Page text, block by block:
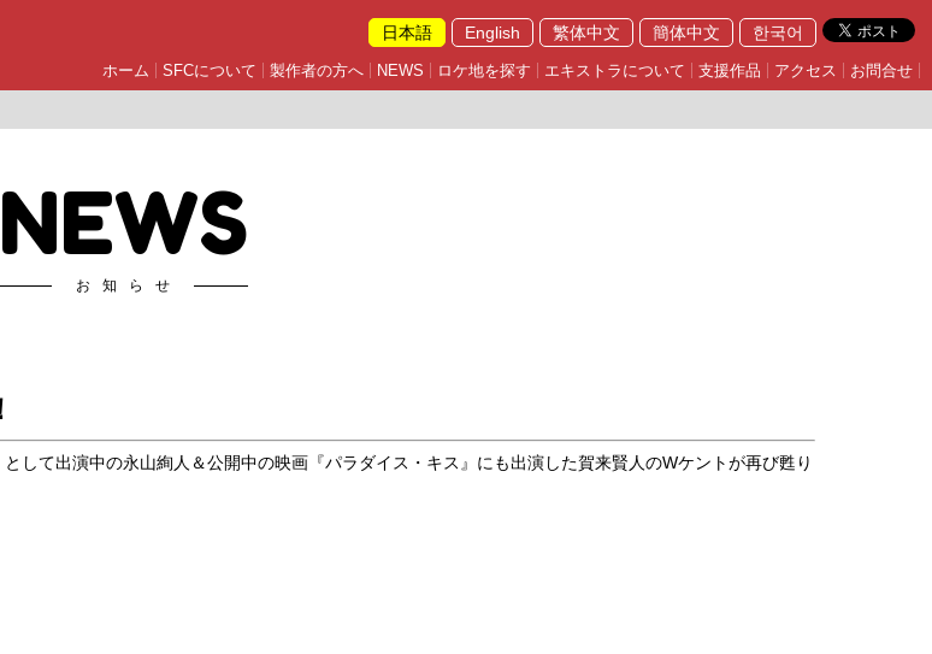
日本語 English 繁体中文 簡体中文 한국어
ホーム SFCについて 製作者の方へ NEWS ロケ地を探す エキストラについて 支援作品 アクセス お問合せ
NEWS
お知らせ
して出演中の永山絢人＆公開中の映画『パラダイス・キス』にも出演した賀来賢人のWケントが再び甦り